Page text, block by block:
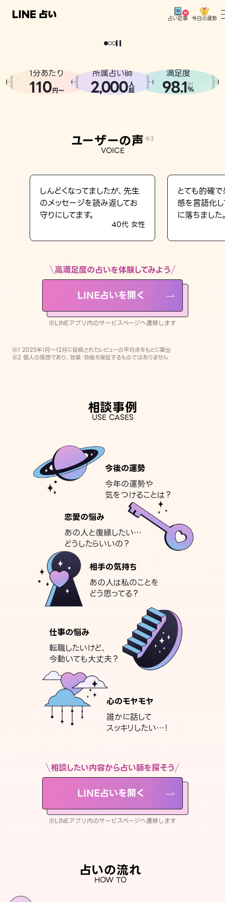
占い記事 今日の運勢
相談事例
LINE占いを開く
※LINEアプリ内のサービスページへ遷移します
どうせなら
。
1分あたり
110円〜
所属占い師
2,000人
超
満足度
98.1※1
%
ユーザーの声 ※2
VOICE
しんどくなってましたが、先生
のメッセージを読み返してお
守りにしてます。
40代 女性
とても的確
感を言語化
に落ちました
高満足度の占いを体験してみよう
LINE占いを開く
※LINEアプリ内のサービスページへ遷移します
※1 2025年1月〜12月に投稿されたレビューの平均点をもとに算出
※2 個人の感想であり、効果・効能を保証するものではありません
相談事例
USE CASES
今後の運勢
今年の運勢や
気をつけることは？
恋愛の悩み
あの人と復縁したい…
どうしたらいいの？
相手の気持ち
あの人は私のことを
どう思ってる？
仕事の悩み
転職したいけど、
今動いても大丈夫？
心のモヤモヤ
誰かに話して
スッキリしたい…！
相談したい内容から占い師を探そう
LINE占いを開く
※LINEアプリ内のサービスページへ遷移します
占いの流れ
HOW TO